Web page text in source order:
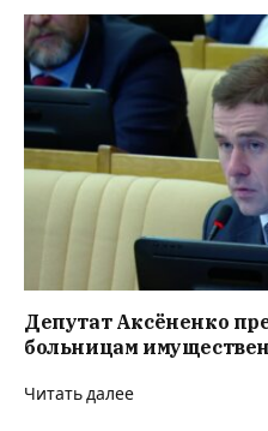
Депутат Аксёненко
больницам
Читать далее